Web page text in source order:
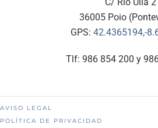
36005 Poio
GPS: 42.4365194,-
Tlf: 986 854 200 y
AVISO LEGAL
POLÍTICA DE PRIVACIDAD